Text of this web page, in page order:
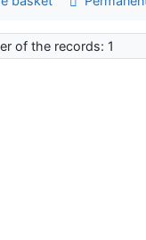
of the records: 1